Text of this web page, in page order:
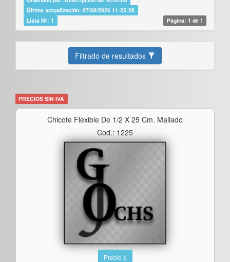
Última actualización: 07/08/2026 11:25:28
Lista Nº: 1
Página: 1 de 1
Filtrado de resultados
PRECIOS SIN IVA
Chicote Flexible De 1/2 X 25 Cm. Mallado
Cod.: 1225
Precio $